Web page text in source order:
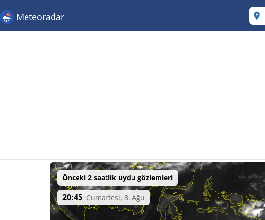
Meteoradar
Önceki 2 saatlik uydu gözlemleri
20:45 Cumartesi, 8. Ağu